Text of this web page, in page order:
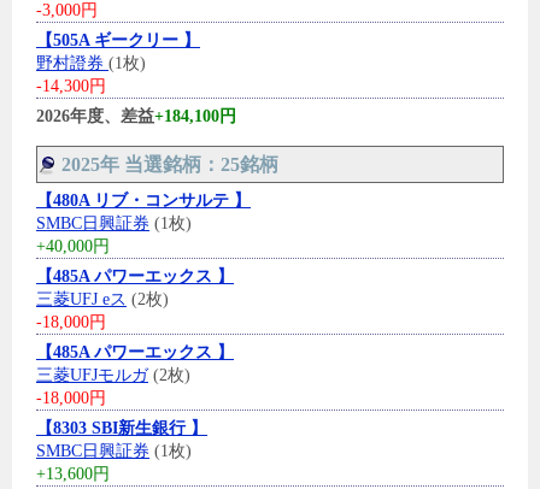
-3,000円
【505A ギークリー 】
野村證券 (1枚)
-14,300円
2026年度、差益+184,100円
2025年 当選銘柄：25銘柄
【480A リブ・コンサルテ 】
SMBC日興証券 (1枚)
+40,000円
【485A パワーエックス 】
三菱UFJ eス (2枚)
-18,000円
【485A パワーエックス 】
三菱UFJモルガ(2枚)
-18,000円
【8303 SBI新生銀行 】
SMBC日興証券 (1枚)
+13,600円